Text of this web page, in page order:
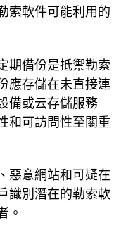
索軟件可能利用的
期備份是抵禦勒索
應存儲在未直接連
備或云存儲服務
和可訪問性至關重
惡意網站和可疑在
識別潛在的勒索軟
。